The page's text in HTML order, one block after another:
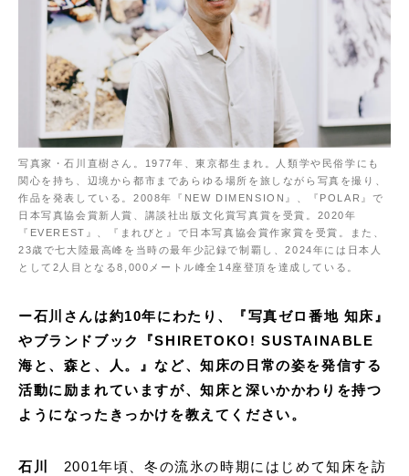
写真家・石川直樹さん。1977年、東京都生まれ。人類学や民俗学にも
関心を持ち、辺境から都市まであらゆる場所を旅しながら写真を撮り、
作品を発表している。2008年『NEW DIMENSION』、『POLAR』で
日本写真協会賞新人賞、講談社出版文化賞写真賞を受賞。2020年
『EVEREST』、『まれびと』で日本写真協会賞作家賞を受賞。また、
23歳で七大陸最高峰を当時の最年少記録で制覇し、2024年には日本人
として2人目となる8,000メートル峰全14座登頂を達成している。
ー石川さんは約10年にわたり、『写真ゼロ番地 知床』
やブランドブック『SHIRETOKO! SUSTAINABLE
海と、森と、人。』など、知床の日常の姿を発信する
活動に励まれていますが、知床と深いかかわりを持つ
ようになったきっかけを教えてください。
石川
2001年頃、冬の流氷の時期にはじめて知床を訪